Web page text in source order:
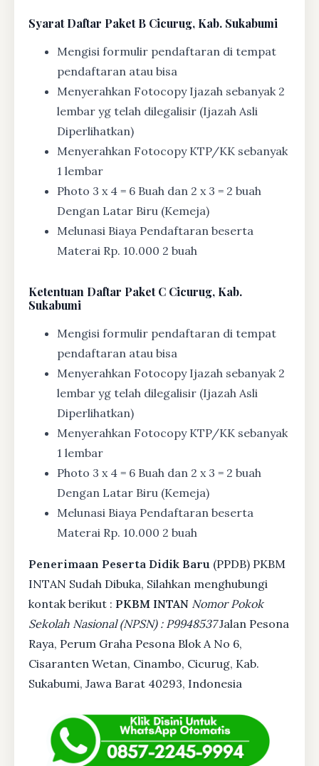
SyaratDaftar Paket B Cicurug, Kab. Sukabumi
Mengisi formulir pendaftaran di tempat
pendaftaran atau bisa
Menyerahkan Fotocopy Ijazah sebanyak 2
lembar yg telah dilegalisir (Ijazah Asli
Diperlihatkan)
Menyerahkan Fotocopy KTP/KK sebanyak
1 lembar
Photo 3 x 4 = 6 Buah dan 2 x 3 = 2 buah
Dengan Latar Biru (Kemeja)
Melunasi Biaya Pendaftaran beserta
Materai Rp. 10.000 2 buah
Ketentuan Daftar Paket C Cicurug, Kab.
Sukabumi
Mengisi formulir pendaftaran di tempat
pendaftaran atau bisa
Menyerahkan Fotocopy Ijazah sebanyak 2
lembar yg telah dilegalisir (Ijazah Asli
Diperlihatkan)
Menyerahkan Fotocopy KTP/KK sebanyak
1 lembar
Photo 3 x 4 = 6 Buah dan 2 x 3 = 2 buah
Dengan Latar Biru (Kemeja)
Melunasi Biaya Pendaftaran beserta
Materai Rp. 10.000 2 buah
Penerimaan Peserta Didik Baru (PPDB) PKBM
INTAN Sudah Dibuka, Silahkan menghubungi
kontak berikut : PKBM INTAN Nomor Pokok
Sekolah Nasional (NPSN) : P9948537Jalan Pesona
Raya, Perum Graha Pesona Blok A No 6,
Cisaranten Wetan, Cinambo, Cicurug, Kab.
Sukabumi, Jawa Barat 40293, Indonesia